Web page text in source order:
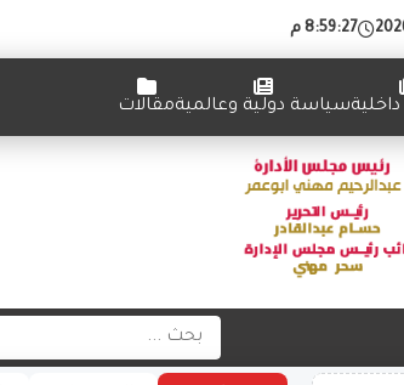
8:59:28 م
سياسة دولية وعالميةمقالات